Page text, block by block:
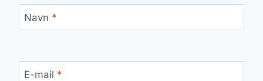
Navn *
E-mail *